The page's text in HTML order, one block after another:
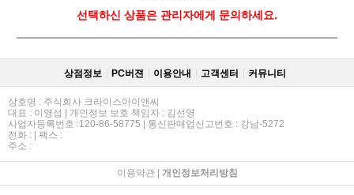
선택하신 상품은 관리자에게 문의하세요.
상점정보 PC버젼 이용안내 고객센터 커뮤니티
상호명 : 주식회사 크라이스아이앤씨
대표 : 이영섭 | 개인정보 보호 책임자 : 김선영
사업자등록번호 :120-86-58775 | 통신판매업신고번호 : 강남-5272
전화 : | 팩스 :
주소 :
이용약관| 개인정보처리방침